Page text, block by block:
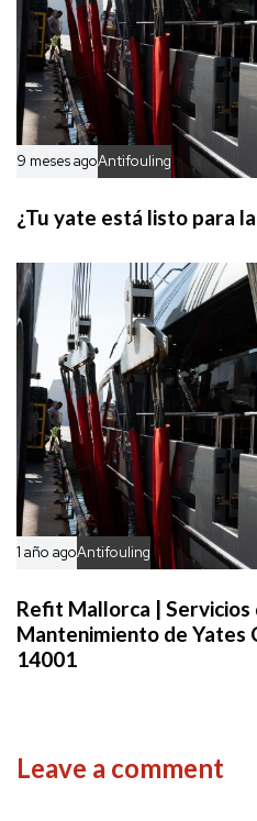
9 meses agoAntifouling
¿Tu yate está listo para
1 año agoAntifouling
Refit Mallorca | Servicios
Mantenimiento de Yates
14001
Leave a comment